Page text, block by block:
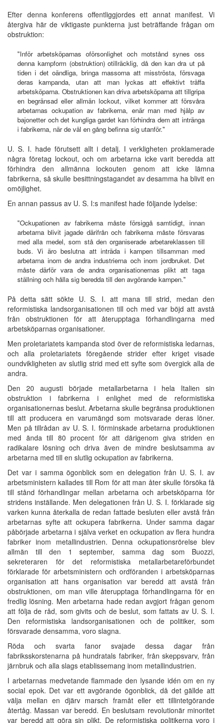
Efter denna konferens offentliggjordes ett annat manifest. Vi
återgiva här de viktigaste punkterna just beträffande frågan om
obstruktion:
"Inför arbetsköparnas oförsonlighet och motstånd synes oss
denna kampform (obstruktion) otillräcklig, då den kan dra ut på
tiden i det oändliga, bringa massorna att misströsta, försvaga
deras kampanda, utan att man lyckas att effektivt träffa
arbetsköparna. Obstruktionen kan driva arbetsköparna att tillgripa
en begränsad eller allmän lockout, vilket kommer att försvåra
arbetarnas ockupation av fabrikerna, enär man med hjälp av
bajonetter och det kungliga gardet kan förhindra dem att intränga
i fabrikerna, när de väl en gång befinna sig utanför."
U. S. I. hade förutsett allt i detalj. I verkligheten proklamerade
några företag lockout, och om arbetarna icke varit beredda att
förhindra den allmänna lockouten genom att icke lämna
fabrikerna, så skulle besittningstagandet av desamma ha blivit en
omöjlighet.
En annan passus av U. S. I:s manifest hade följande lydelse:
"Ockupationen av fabrikerna måste försiggå samtidigt, innan
arbetarna blivit jagade därifrån och fabrikerna måste försvaras
med alla medel, som stå den organiserade arbetareklassen till
buds. Vi äro beslutna att inträda i kampen tillsamman med
arbetarna inom de andra industrierna och inom jordbruket. Det
måste därför vara de andra organisationernas plikt att taga
ställning och hålla sig beredda till den avgörande kampen."
På detta sätt sökte U. S. I. att mana till strid, medan den
reformistiska landsorganisationen till och med var böjd att avstå
från obstruktionen för att återupptaga förhandlingarna med
arbetsköparnas organisationer.
Men proletariatets kampanda stod över de reformistiska ledarnas,
och alla proletariatets föregående strider efter kriget visade
oundvikligheten av slutlig strid med ett syfte som övergick alla de
andra.
Den 20 augusti började metallarbetarna i hela Italien sin
obstruktion i fabrikerna i enlighet med de reformistiska
organisationernas beslut. Arbetarna skulle begränsa produktionen
till att producera en varumängd som motsvarade deras löner.
Men på tillrådan av U. S. I. förminskade arbetarna produktionen
med ända till 80 procent för att därigenom giva striden en
radikalare lösning och driva även de mindre beslutsamma av
arbetarna med till en slutlig ockupation av fabrikerna.
Det var i samma ögonblick som en delegation från U. S. I. av
arbetsministern kallades till Rom för att man åter skulle försöka få
till stånd förhandlingar mellan arbetarna och arbetsköparna för
stridens inställande. Men delegationen från U. S. I. förklarade sig
varken kunna återkalla de redan fattade besluten eller avstå från
arbetarnas syfte att ockupera fabrikerna. Under samma dagar
påbörjade arbetarna i själva verket en ockupation av flera hundra
fabriker inom metallindustrien. Denna ockupationsrörelse blev
allmän till den 1 september, samma dag som Buozzi,
sekreteraren för det reformistiska metallarbetareförbundet
förklarade för arbetsministern och ordföranden i arbetsköparnas
organisation att hans organisation var beredd att avstå från
obstruktionen, om man ville återupptaga förhandlingarna för en
fredlig lösning. Men arbetarna hade redan avgjort frågan genom
att följa de råd, som givits och de beslut, som fattats av U. S. I.
Den reformistiska landsorganisationen och de politiker, som
försvarade densamma, voro slagna.
Röda och svarta fanor svajade dessa dagar från
fabriksskorstenarna på hundratals fabriker, från skeppsvarv, från
järnbruk och alla slags etablissemang inom metallindustrien.
I arbetarnas medvetande flammade den lysande idén om en ny
social epok. Det var ett avgörande ögonblick, då det gällde att
välja mellan en djärv marsch framåt eller ett tillintetgörande
återtåg. Massan var beredd. En beslutsam revolutionär minoritet
var beredd att göra sin plikt. De reformistiska politikerna voro i